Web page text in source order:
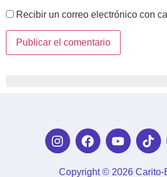
Recibir un correo electrónico con
Copyright © 2026 Carito-